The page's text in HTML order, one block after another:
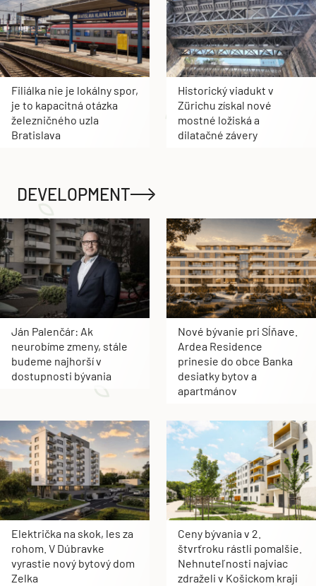
Filiálka nie je lokálny spor,
je to kapacitná otázka
železničného uzla
Bratislava
Historický viadukt v
Zürichu získal nové
mostné ložiská a
dilatačné závery
DEVELOPMENT
Ján Palenčár: Ak
neurobíme zmeny, stále
budeme najhorší v
dostupnosti bývania
Nové bývanie pri Sĺňave.
Ardea Residence
prinesie do obce Banka
desiatky bytov a
apartmánov
Električka na skok, les za
rohom. V Dúbravke
vyrastie nový bytový dom
Zelka
Ceny bývania v 2.
štvrťroku rástli pomalšie.
Nehnuteľnosti najviac
zdraželi v Košickom kraji